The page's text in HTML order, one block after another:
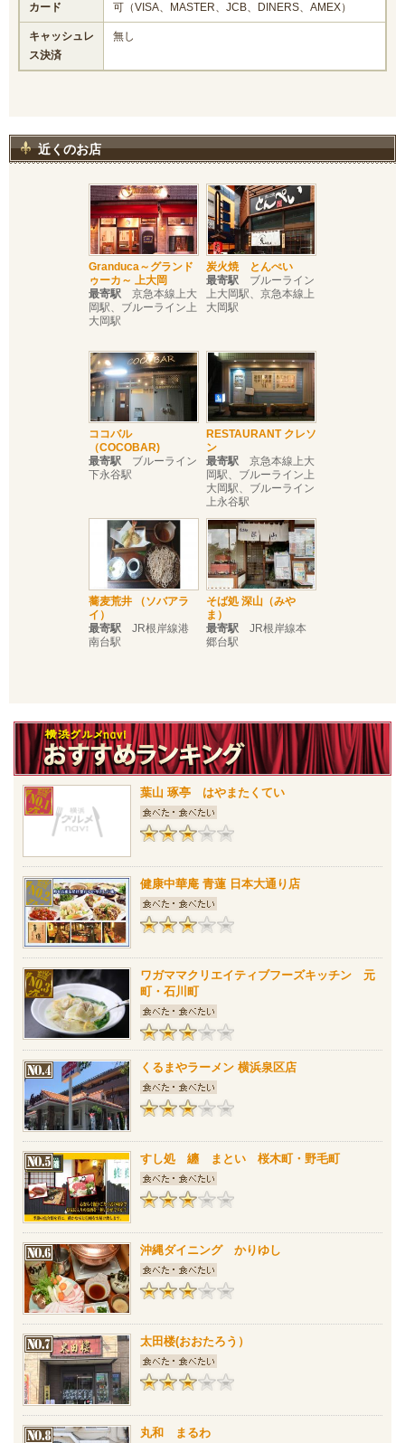
カード 可（VISA、MASTER、JCB、DINERS、AMEX）
キャッシュレ
ス決済
無し
近くのお店
Granduca～グランド
ゥーカ～ 上大岡
最寄駅 京急本線上大
岡駅、ブルーライン上
大岡駅
炭火焼 とんぺい
最寄駅 ブルーライン
上大岡駅、京急本線上
大岡駅
ココバル
（COCOBAR)
最寄駅 ブルーライン
下永谷駅
RESTAURANT クレソ
ン
最寄駅 京急本線上大
岡駅、ブルーライン上
大岡駅、ブルーライン
上永谷駅
蕎麦荒井 （ソバアラ
イ）
最寄駅 JR根岸線港
南台駅
そば処 深山（みや
ま）
最寄駅 JR根岸線本
郷台駅
葉山 琢亭 はやまたくてい
健康中華庵 青蓮 日本大通り店
ワガママクリエイティブフーズキッチン 元
町・石川町
くるまやラーメン 横浜泉区店
すし処 纏 まとい 桜木町・野毛町
沖縄ダイニング かりゆし
太田楼(おおたろう）
丸和 まるわ